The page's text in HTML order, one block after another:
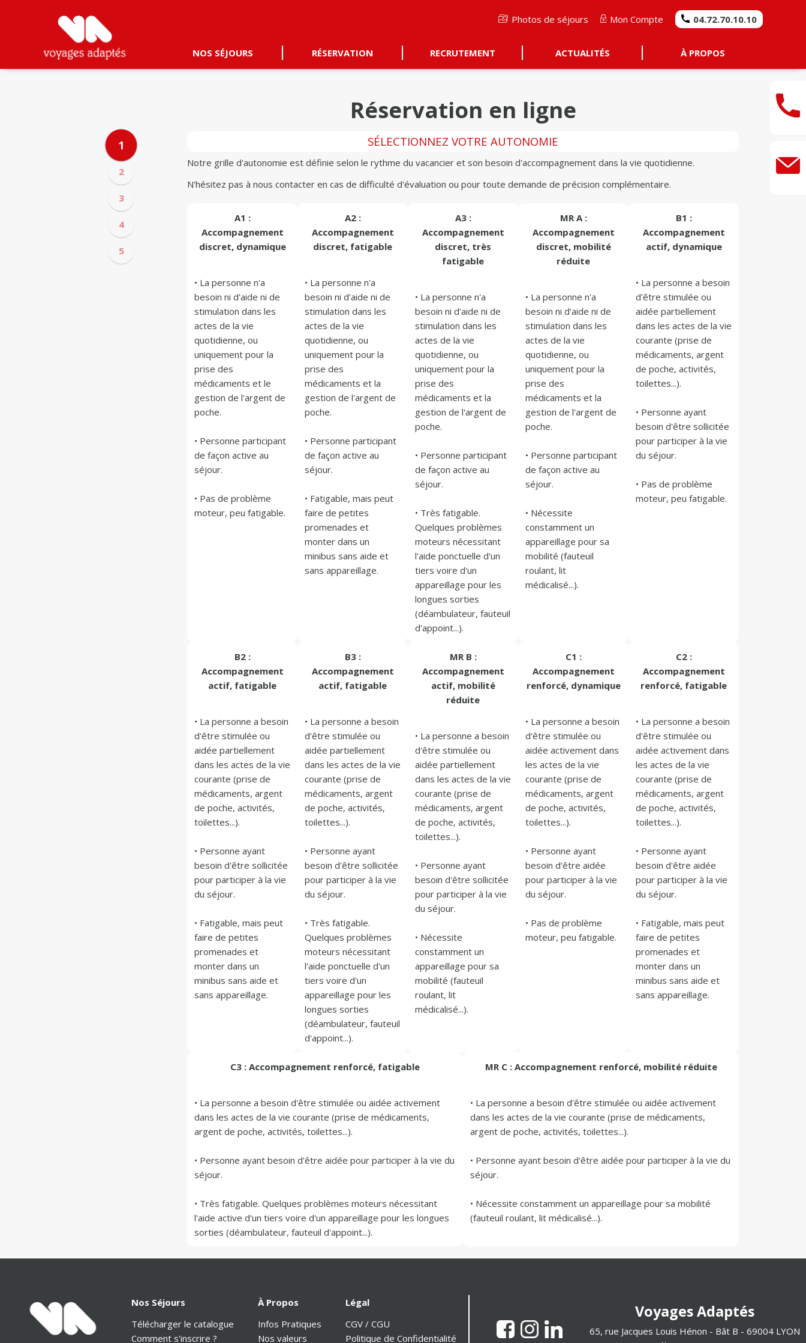
Photos de séjours Mon Compte 04.72.70.10.10
NOS SÉJOURS RÉSERVATION RECRUTEMENT ACTUALITÉS À PROPOS
1
2
3
4
5
Réservation en ligne
SÉLECTIONNEZ VOTRE AUTONOMIE
Notre grille d'autonomie est définie selon le rythme du vacancier et son besoin d'accompagnement dans la vie quotidienne.
N'hésitez pas à nous contacter en cas de difficulté d'évaluation ou pour toute demande de précision complémentaire.
A1 :
Accompagnement
discret, dynamique
• La personne n'a
besoin ni d'aide ni de
stimulation dans les
actes de la vie
quotidienne, ou
uniquement pour la
prise des
médicaments et le
gestion de l'argent de
poche.
• Personne participant
de façon active au
séjour.
• Pas de problème
moteur, peu fatigable.
A2 :
Accompagnement
discret, fatigable
• La personne n'a
besoin ni d'aide ni de
stimulation dans les
actes de la vie
quotidienne, ou
uniquement pour la
prise des
médicaments et la
gestion de l'argent de
poche.
• Personne participant
de façon active au
séjour.
• Fatigable, mais peut
faire de petites
promenades et
monter dans un
minibus sans aide et
sans appareillage.
A3 :
Accompagnement
discret, très
fatigable
• La personne n'a
besoin ni d'aide ni de
stimulation dans les
actes de la vie
quotidienne, ou
uniquement pour la
prise des
médicaments et la
gestion de l'argent de
poche.
• Personne participant
de façon active au
séjour.
• Très fatigable.
Quelques problèmes
moteurs nécessitant
l'aide ponctuelle d'un
tiers voire d'un
appareillage pour les
longues sorties
(déambulateur, fauteuil
d'appoint...).
MR A :
Accompagnement
discret, mobilité
réduite
• La personne n'a
besoin ni d'aide ni de
stimulation dans les
actes de la vie
quotidienne, ou
uniquement pour la
prise des
médicaments et la
gestion de l'argent de
poche.
• Personne participant
de façon active au
séjour.
• Nécessite
constamment un
appareillage pour sa
mobilité (fauteuil
roulant, lit
médicalisé...).
B1 :
Accompagnement
actif, dynamique
• La personne a besoin
d'être stimulée ou
aidée partiellement
dans les actes de la vie
courante (prise de
médicaments, argent
de poche, activités,
toilettes...).
• Personne ayant
besoin d'être sollicitée
pour participer à la vie
du séjour.
• Pas de problème
moteur, peu fatigable.
B2 :
Accompagnement
actif, fatigable
• La personne a besoin
d'être stimulée ou
aidée partiellement
dans les actes de la vie
courante (prise de
médicaments, argent
de poche, activités,
toilettes...).
• Personne ayant
besoin d'être sollicitée
pour participer à la vie
du séjour.
• Fatigable, mais peut
faire de petites
promenades et
monter dans un
minibus sans aide et
sans appareillage.
B3 :
Accompagnement
actif, fatigable
• La personne a besoin
d'être stimulée ou
aidée partiellement
dans les actes de la vie
courante (prise de
médicaments, argent
de poche, activités,
toilettes...).
• Personne ayant
besoin d'être sollicitée
pour participer à la vie
du séjour.
• Très fatigable.
Quelques problèmes
moteurs nécessitant
l'aide ponctuelle d'un
tiers voire d'un
appareillage pour les
longues sorties
(déambulateur, fauteuil
MR B :
Accompagnement
actif, mobilité
réduite
• La personne a besoin
d'être stimulée ou
aidée partiellement
dans les actes de la vie
courante (prise de
médicaments, argent
de poche, activités,
toilettes...).
• Personne ayant
besoin d'être sollicitée
pour participer à la vie
du séjour.
• Nécessite
constamment un
appareillage pour sa
mobilité (fauteuil
roulant, lit
C1 :
Accompagnement
renforcé, dynamique
• La personne a besoin
d'être stimulée ou
aidée activement dans
les actes de la vie
courante (prise de
médicaments, argent
de poche, activités,
toilettes...).
• Personne ayant
besoin d'être aidée
pour participer à la vie
du séjour.
• Pas de problème
C2 :
Accompagnement
renforcé, fatigable
• La personne a besoin
d'être stimulée ou
aidée activement dans
les actes de la vie
courante (prise de
médicaments, argent
de poche, activités,
toilettes...).
• Personne ayant
besoin d'être aidée
pour participer à la vie
du séjour.
• Fatigable, mais peut
faire de petites
promenades et
monter dans un
minibus sans aide et
C3 : Accompagnement renforcé, fatigable
• La personne a besoin d'être stimulée ou aidée activement
dans les actes de la vie courante (prise de médicaments,
argent de poche, activités, toilettes...).
• Personne ayant besoin d'être aidée pour participer à la vie du
séjour.
• Très fatigable. Quelques problèmes moteurs nécessitant
l'aide active d'un tiers voire d'un appareillage pour les longues
MR C : Accompagnement renforcé, mobilité réduite
• La personne a besoin d'être stimulée ou aidée activement
dans les actes de la vie courante (prise de médicaments,
argent de poche, activités, toilettes...).
• Personne ayant besoin d'être aidée pour participer à la vie du
séjour.
• Nécessite constamment un appareillage pour sa mobilité
Nos Séjours
Télécharger le catalogue
Comment s'inscrire ?
À Propos
Infos Pratiques
Nos valeurs
Légal
CGV / CGU
Politique de Confidentialité
Voyages Adaptés
65, rue Jacques Louis Hénon - Bât B - 69004 LYON